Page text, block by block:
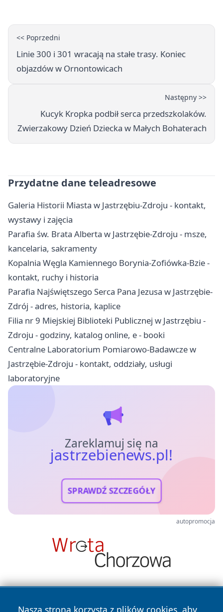
<< Poprzedni
Linie 300 i 301 wracają na stałe trasy. Koniec
objazdów w Ornontowicach
Następny >>
Kucyk Kropka podbił serca przedszkolaków.
Zwierzakowy Dzień Dziecka w Małych Bohaterach
Przydatne dane teleadresowe
Galeria Historii Miasta w Jastrzębiu-Zdroju - kontakt,
wystawy i zajęcia
Parafia św. Brata Alberta w Jastrzębie-Zdroju - msze,
kancelaria, sakramenty
Kopalnia Węgla Kamiennego Borynia-Zofiówka-Bzie -
kontakt, ruchy i historia
Parafia Najświętszego Serca Pana Jezusa w Jastrzębie-
Zdrój - adres, historia, kaplice
Filia nr 9 Miejskiej Biblioteki Publicznej w Jastrzębiu -
Zdroju - godziny, katalog online, e - booki
Centralne Laboratorium Pomiarowo-Badawcze w
Jastrzębie-Zdroju - kontakt, oddziały, usługi
laboratoryjne
Zareklamuj się na
jastrzebienews.pl!
SPRAWDŹ SZCZEGÓŁY
autopromocja
Nasza strona korzysta z plików cookies, aby